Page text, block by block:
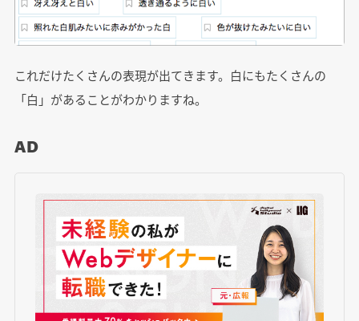
これだけたくさんの表現が出てきます。白にもたくさんの
「白」があることがわかりますね。
AD